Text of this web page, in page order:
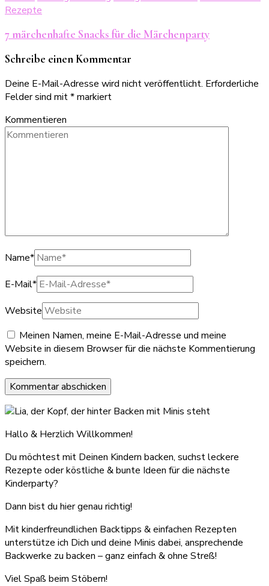
Rezepte
7 märchenhafte Snacks für die Märchenparty
Schreibe einen Kommentar
Deine E-Mail-Adresse wird nicht veröffentlicht. Erforderliche
Felder sind mit*markiert
Kommentieren
Name*
E-Mail*
Website
Meinen Namen, meine E-Mail-Adresse und meine
Website in diesem Browser für die nächste Kommentierung
speichern.
Hallo & Herzlich Willkommen!
Du möchtest mit Deinen Kindern backen, suchst leckere
Rezepte oder köstliche & bunte Ideen für die nächste
Kinderparty?
Dann bist du hier genau richtig!
Mit kinderfreundlichen Backtipps & einfachen Rezepten
unterstütze ich Dich und deine Minis dabei, ansprechende
Backwerke zu backen – ganz einfach & ohne Streß!
Viel Spaß beim Stöbern!